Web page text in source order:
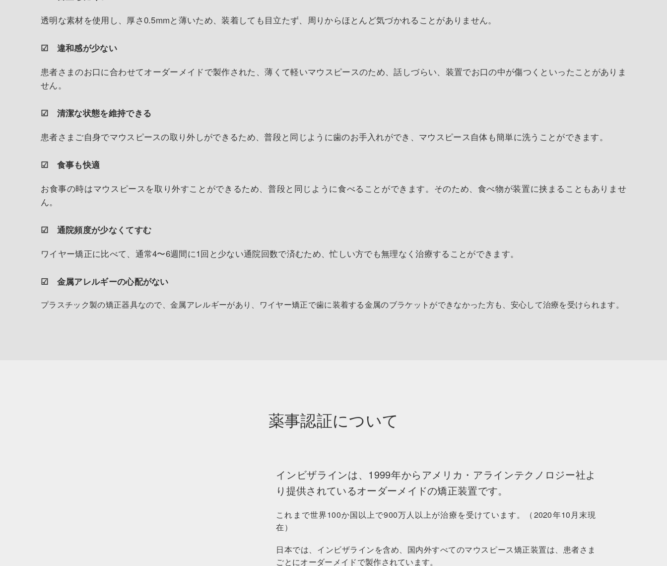
透明な素材を使用し、厚さ0.5mmと薄いため、装着しても目立たず、周りからほとんど気づかれることがありません。
☑ 違和感が少ない
患者さまのお口に合わせてオーダーメイドで製作された、薄くて軽いマウスピースのため、話しづらい、装置でお口の中が傷つくといったことがありま
せん。
☑ 清潔な状態を維持できる
患者さまご自身でマウスピースの取り外しができるため、普段と同じように歯のお手入れができ、マウスピース自体も簡単に洗うことができます。
☑ 食事も快適
お食事の時はマウスピースを取り外すことができるため、普段と同じように食べることができます。そのため、食べ物が装置に挟まることもありませ
ん。
☑ 通院頻度が少なくてすむ
ワイヤー矯正に比べて、通常4〜6週間に1回と少ない通院回数で済むため、忙しい方でも無理なく治療することができます。
☑ 金属アレルギーの心配がない
プラスチック製の矯正器具なので、金属アレルギーがあり、ワイヤー矯正で歯に装着する金属のブラケットができなかった方も、安心して治療を受けられます。
薬事認証について
インビザラインは、1999年からアメリカ・アラインテクノロジー社よ
り提供されているオーダーメイドの矯正装置です。
これまで世界100か国以上で900万人以上が治療を受けています。（2020年10月末現
在）
日本では、インビザラインを含め、国内外すべてのマウスピース矯正装置は、患者さま
ごとにオーダーメイドで製作されています。